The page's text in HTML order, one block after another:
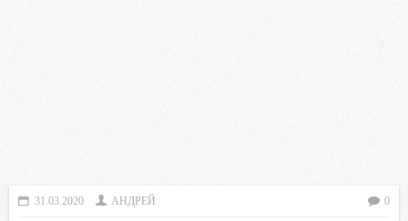
31.03.2020 АНДРЕЙ 0